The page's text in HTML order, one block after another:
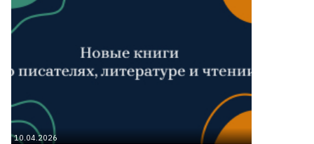
10.04.2026